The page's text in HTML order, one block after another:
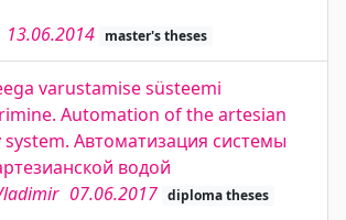
13.06.2014 master's theses
varustamise süsteemi
Automation of the artesian
Автоматизация системы
водой
07.06.2017 diploma theses